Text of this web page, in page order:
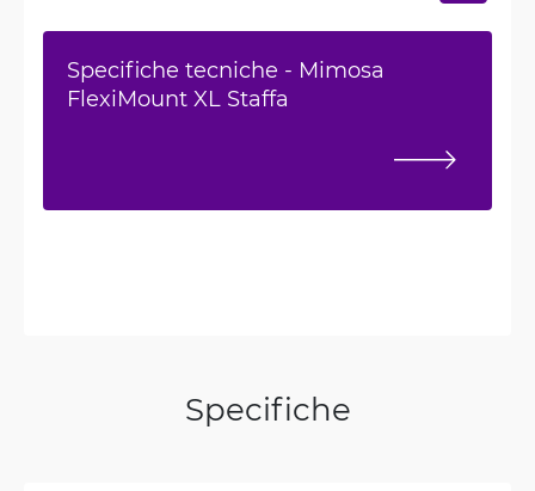
Specifiche tecniche - Mimosa
FlexiMount XL Staffa
Specifiche